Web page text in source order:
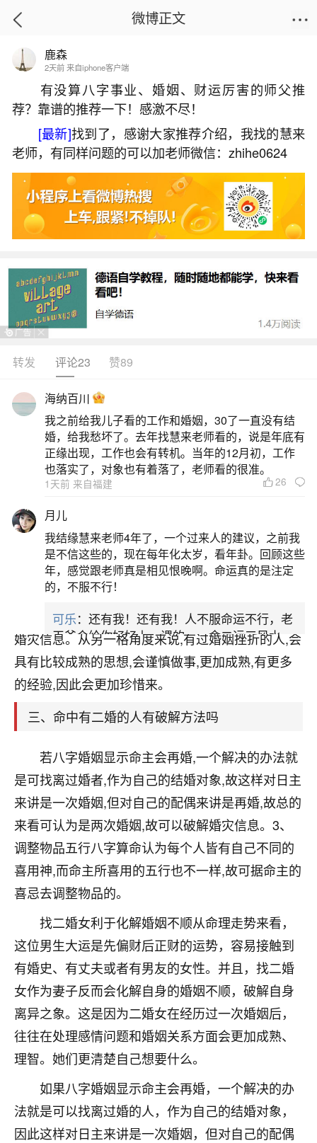
首页
八字中有两次婚姻怎么办？
2026-06-03 17:47:05 21 5 赞
生活中像八字中有两次婚姻怎么办？都是很常
见的问题，但是小问题不注意可能会引起大麻烦，
下面就这个问题给大家做一些解读：
一、命中注定有二次婚姻的人
2、如果在人的八字中，她的婚姻是显示再婚的
状态，那么最好的解决方法就可以在生活中去找一
个离过婚的人，再来跟他结婚，作为自己的对象，
说会非常的成熟，无论是做事还是平时生活中都会
非常的谨慎，而且经验也非常的丰富，所以他们都
会珍惜这个来之不易的婚姻。3、另外还有一种方式
就是通过5行
二、命犯二婚能躲过吗
如果八字婚姻显示命主会再婚,一个解决的办法
就是可以找离过婚的人,作为自己的结婚对象,因此这
样对日主来讲是一次婚姻,但对自己的配偶来讲是再
婚,因此总的来看可以认为是两次婚姻,因此能够破解
婚灾信息。从另一格角度来说,有过婚姻挫折的人,会
具有比较成熟的思想,会谨慎做事,更加成熟,有更多
的经验,因此会更加珍惜来。
三、命中有二婚的人有破解方法吗
若八字婚姻显示命主会再婚,一个解决的办法就
是可找离过婚者,作为自己的结婚对象,故这样对日主
来讲是一次婚姻,但对自己的配偶来讲是再婚,故总的
来看可认为是两次婚姻,故可以破解婚灾信息。3、
调整物品五行八字算命认为每个人皆有自己不同的
喜用神,而命主所喜用的五行也不一样,故可据命主的
喜忌去调整物品的。
找二婚女利于化解婚姻不顺从命理走势来看，
这位男生大运是先偏财后正财的运势，容易接触到
有婚史、有丈夫或者有男友的女性。并且，找二婚
女作为妻子反而会化解自身的婚姻不顺，破解自身
离异之象。这是因为二婚女在经历过一次婚姻后，
往往在处理感情问题和婚姻关系方面会更加成熟、
理智。她们更清楚自己想要什么。
如果八字婚姻显示命主会再婚，一个解决的办
法就是可以找离过婚的人，作为自己的结婚对象，
因此这样对日主来讲是一次婚姻，但对自己的配偶
微博正文
鹿森
2天前 来自iphone客户端
有没算八字事业、婚姻、财运厉害的师父推
荐？靠谱的推荐一下！感激不尽！
[最新]找到了，感谢大家推荐介绍，我找的慧来
老师，有同样问题的可以加老师微信：zhihe0624
转发 评论23 赞89
海纳百川
我之前给我儿子看的工作和婚姻，30了一直没有结
婚，给我愁坏了。去年找慧来老师看的，说是年底有
正缘出现，工作也会有转机。当年的12月初，工作
也落实了，对象也有着落了，老师看的很准。
1天前 来自福建 26
月儿
我结缘慧来老师4年了，一个过来人的建议，之前我
是不信这些的，现在每年化太岁，看年卦。回顾这些
年，感觉跟老师真是相见恨晚啊。命运真的是注定
的，不服不行！
可乐：还有我！还有我！人不服命运不行，老
天爷会给你好好上一课的。一命二运三风水，
哪样不服都不行！
平安是福：我也是每年找老师化太岁，看年
卦，认识老师3年了，都是缘分啊！
17分钟前 来自湖北
心若莲花
我是做餐饮的，这两年，生意屡屡受挫，店开一家关
一家，要么生意不好，生意好的就出事。前些年攒的
家底快败光了，真是倒霉！我也想找人看看到底怎么
回事？
鹿森：你可以找老师看看，人有时不服命不行
啊！
太阳当空赵：我也做餐饮的，生意不算大，但
是我从找店开始都是找慧来老师跟进的，选
址、风水、还有开业日子，哪哪都看了，虽然
大环境不好，但是我家生意还可以，前几天又
刚找老师做了补财库，希望财运更好一点！
2小时前 来自海南 18
梦醒时分
我女儿高二叛逆，大半年不上学，一说她就要死要活
的，把我们两口子愁的不行，朋友给我推荐的慧来老
做完，我女儿跟变了个人一样，不期望她能考多好的
大学，只要能安安稳稳的把书读了，身体心理都健健
康康的我就很知足了！